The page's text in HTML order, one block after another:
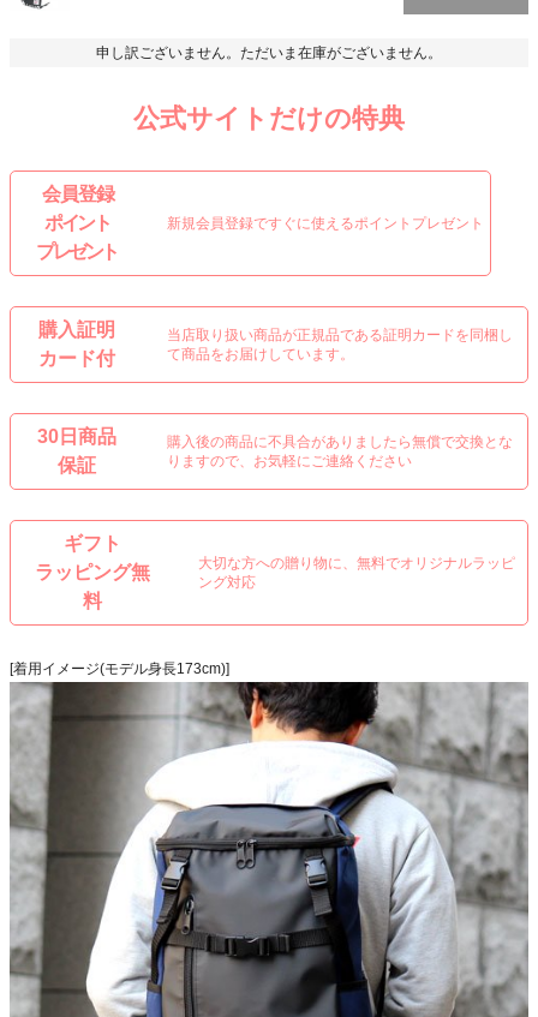
申し訳ございません。ただいま在庫がございません。
公式サイトだけの特典
会 員 登 録
ポイント
プレゼント
新規会員登録ですぐに使えるポイントプレゼント
購入証明
カード付
当店取り扱い商品が正規品である証明カードを同梱し
て商品をお届けしています。
30日商品
保証
購入後の商品に不具合がありましたら無償で交換とな
りますので、お気軽にご連絡ください
ギフト
ラッピング無
料
大切な方への贈り物に、無料でオリジナルラッピ
ング対応
[着用イメージ(モデル身長173cm)]